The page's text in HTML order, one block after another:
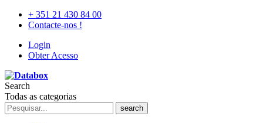
+ 351 21 430 84 00
Contacte-nos !
Login
Obter Acesso
Search
Todas as categorias
search